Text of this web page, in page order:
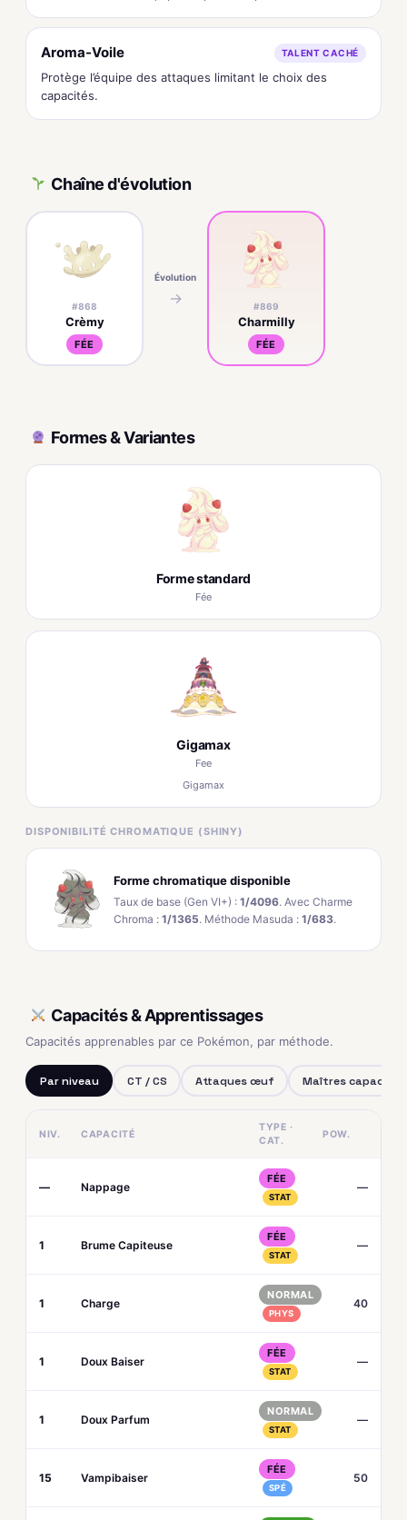
Aroma-Voile TALENT CACHÉ
Protège l’équipe des attaques limitant le choix des
capacités.
Chaîne d'évolution
#868
Crèmy
FÉE
Évolution
→ #869
Charmilly
FÉE
Formes & Variantes
Forme standard
Fée
Gigamax
Fee
Gigamax
DISPONIBILITÉ CHROMATIQUE (SHINY)
Forme chromatique disponible
Taux de base (Gen VI+) : 1/4096. Avec Charme
Chroma : 1/1365. Méthode Masuda : 1/683.
Capacités & Apprentissages
Capacités apprenables par ce Pokémon, par méthode.
Par niveau CT / CS Attaques œuf Maîtres capacités
NIV. CAPACITÉ
TYPE ·
CAT.
POW.
— Nappage
FÉE
STAT
—
1 Brume Capiteuse
FÉE
STAT
—
1 Charge
NORMAL
PHYS
40
1 Doux Baiser
FÉE
STAT
—
1 Doux Parfum
NORMAL
STAT
—
15 Vampibaiser
FÉE
SPÉ
50